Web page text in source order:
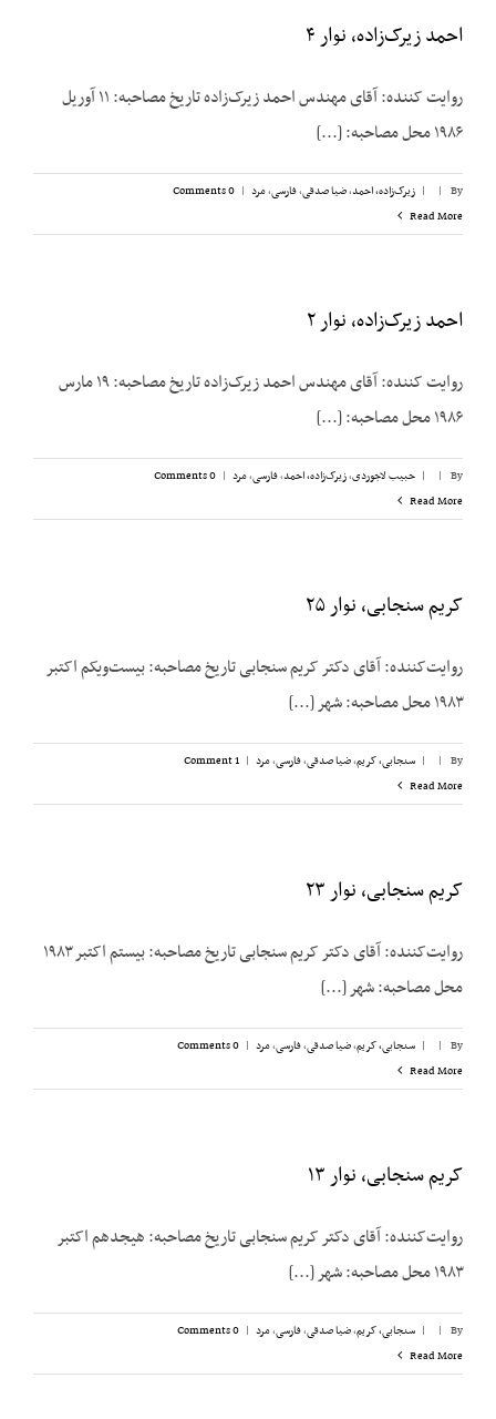
احمد زیرک‌زاده،‌ نوار ۴
روایت کننده: آقای مهندس احمد زیرک‌زاده تاریخ مصاحبه: ۱۱ آوریل
۱۹۸۶ محل مصاحبه: [...]
By
|
| زیرک‌زاده، احمد,ضیا صدقی,فارسی,مرد |
0 Comments
Read More
احمد زیرک‌زاده، نوار ۲
روایت کننده: آقای مهندس احمد زیرک‌زاده تاريخ مصاحبه: ۱۹ مارس
۱۹۸۶ محل مصاحبه: [...]
By
|
| حبیب لاجوردی,زیرک‌زاده، احمد,فارسی,مرد |
0 Comments
Read More
کریم سنجابی، نوار ۲۵
روایت‌‌کننده: آقای دکتر کریم سنجابی تاریخ مصاحبه: بیست‌‌ویکم اکتبر
۱۹۸۳ محل مصاحبه: شهر [...]
By
|
| سنجابی، کریم,ضیا صدقی,فارسی,مرد |
1 Comment
Read More
کریم سنجابی، نوار ۲۳
روایت‌‌کننده: آقای دکتر کریم سنجابی تاریخ مصاحبه: بیستم اکتبر ۱۹۸۳
محل مصاحبه: شهر [...]
By
|
| سنجابی، کریم,ضیا صدقی,فارسی,مرد |
0 Comments
Read More
کریم سنجابی، نوار ۱۳
روایت‌‌کننده: آقای دکتر کریم سنجابی تاریخ مصاحبه: هیجدهم اکتبر
۱۹۸۳ محل مصاحبه: شهر [...]
By
|
| سنجابی، کریم,ضیا صدقی,فارسی,مرد |
0 Comments
Read More